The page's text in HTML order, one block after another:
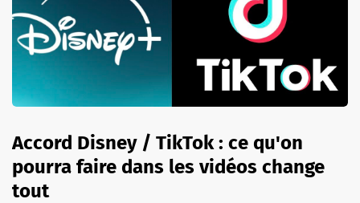
Accord Disney / TikTok : ce qu'on
pourra faire dans les vidéos change
tout